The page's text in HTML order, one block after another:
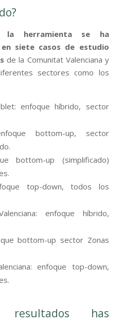
la herramienta se ha
siete casos de estudio
de la Comunitat Valenciana y
sectores como los
enfoque híbrido, sector
bottom-up, sector
bottom-up (simplificado)
top-down, todos los
enfoque híbrido,
bottom-up sector Zonas
enfoque top-down,
has